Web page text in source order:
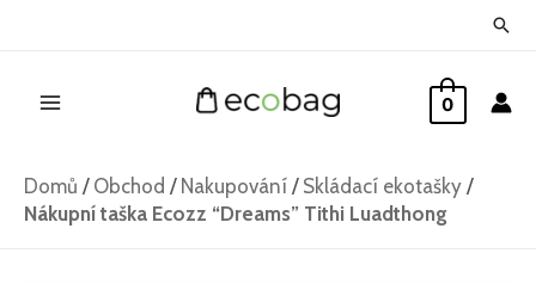
0
Domů / Obchod / Nakupování / Skládací ekotašky /
Nákupní taška Ecozz “Dreams” Tithi Luadthong